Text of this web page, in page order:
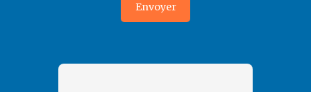
Envoyer